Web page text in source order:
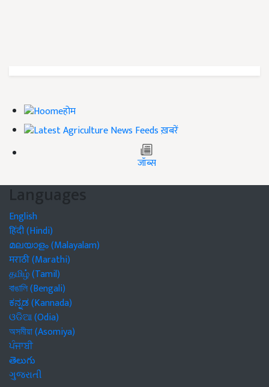
होम
ख़बरें
जॉब्स
Languages
English
हिंदी (Hindi)
മലയാളം (Malayalam)
मराठी (Marathi)
தமிழ் (Tamil)
বাঙালি (Bengali)
ಕನ್ನಡ (Kannada)
ଓଡିଆ (Odia)
অসমীয়া (Asomiya)
ਪੰਜਾਬੀ
తెలుగు
ગુજરાતી